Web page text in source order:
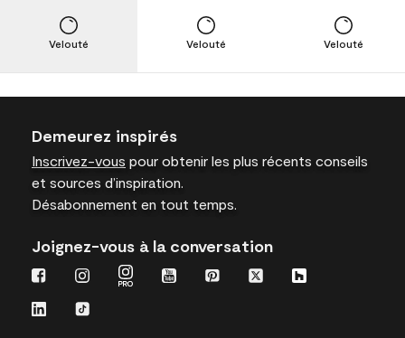
Velouté Velouté Velouté
Demeurez inspirés
Inscrivez-vous pour obtenir les plus récents conseils
et sources d’inspiration.
Désabonnement en tout temps.
Joignez-vous à la conversation